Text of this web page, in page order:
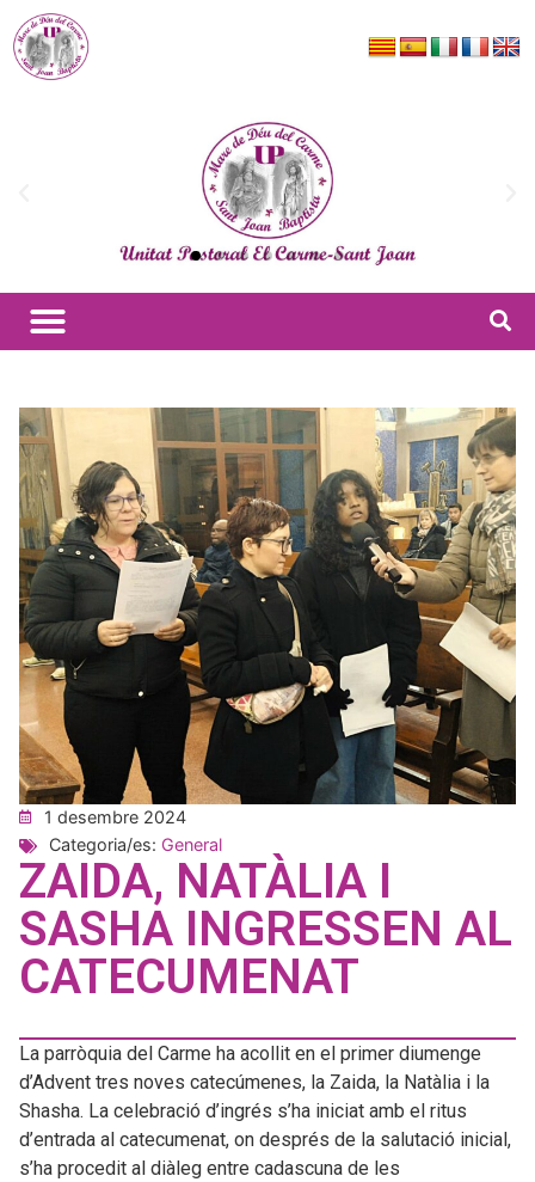
1 desembre 2024
Categoria/es: General
ZAIDA, NATÀLIA I
SASHA INGRESSEN AL
CATECUMENAT
La parròquia del Carme ha acollit en el primer diumenge
d’Advent tres noves catecúmenes, la Zaida, la Natàlia i la
Shasha. La celebració d’ingrés s’ha iniciat amb el ritus
d’entrada al catecumenat, on després de la salutació inicial,
s’ha procedit al diàleg entre cadascuna de les